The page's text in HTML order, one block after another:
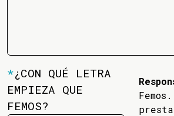
*¿CON QUÉ LETRA
EMPIEZA QUE
FEMOS?
Femos.